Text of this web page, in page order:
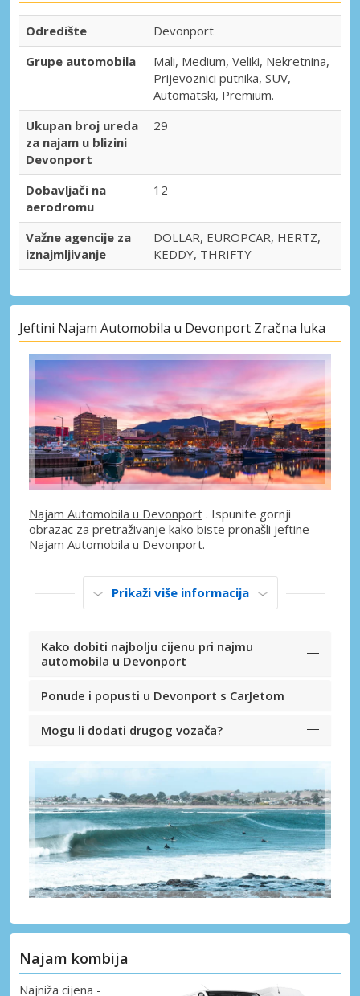
Odredište
Devonport
Grupe automobila
Mali, Medium, Veliki, Nekretnina,
Prijevoznici putnika, SUV,
Automatski, Premium.
Ukupan broj ureda
za najam u blizini
Devonport
29
Dobavljači na
aerodromu
12
Važne agencije za
iznajmljivanje
DOLLAR, EUROPCAR, HERTZ,
KEDDY, THRIFTY
Jeftini Najam Automobila u Devonport Zračna luka
Najam Automobila u Devonport . Ispunite gornji
obrazac za pretraživanje kako biste pronašli jeftine
Najam Automobila u Devonport.
Prikaži više informacija
Kako dobiti najbolju cijenu pri najmu
automobila u Devonport
Ponude i popusti u Devonport s CarJetom
Mogu li dodati drugog vozača?
Najam kombija
Najniža cijena -